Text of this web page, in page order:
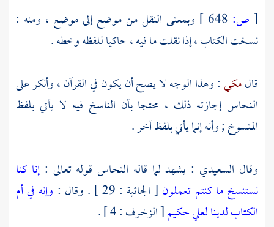
[ ص:
وبمعنى النقل من موضع إلى موضع ، ومنه :
نسخت الكتاب ، إذا نقلت ما فيه ، حاكيا للفظه وخطه .
قالمكي: وهذا الوجه لا يصح أن يكون في القرآن ، وأنكر على
النحاسإجازته ذلك ، محتجا بأن الناسخ فيه لا يأتي بلفظ
المنسوخ ; وأنه إنما يأتي بلفظ آخر .
وقال السعيدي : يشهد لما قاله النحاس قوله تعالى :إنا كنا
نستنسخ ما كنتم تعملون [ الجاثية : 29 ] . وقال :
وإنه في أم
الكتاب لدينا لعلي حكيم[ الزخرف : 4 ] .